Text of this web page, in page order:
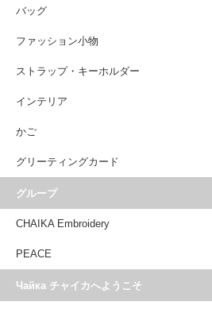
バッグ
ファッション小物
ストラップ・キーホルダー
インテリア
かご
グリーティングカード
グループ
CHAIKA Embroidery
PEACE
Чайка チャイカへようこそ